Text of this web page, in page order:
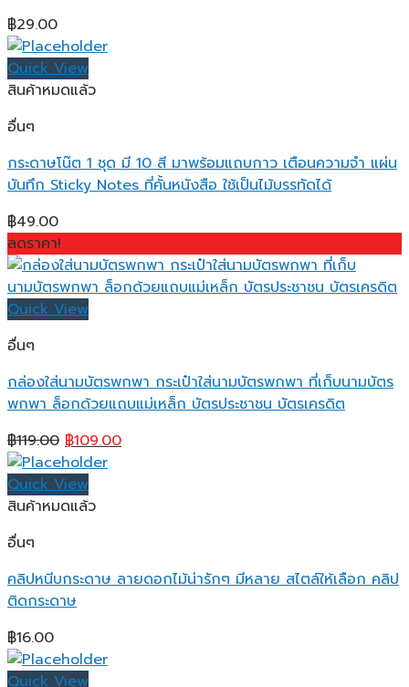
฿29.00
Quick View
สินค้าหมดแล้ว
อื่นๆ
กระดาษโน๊ต 1 ชุด มี 10 สี มาพร้อมแถบกาว เตือนความจํา แผ่น
บันทึก Sticky Notes ที่คั้นหนังสือ ใช้เป็นไม้บรรทัดได้
฿49.00
ลดราคา!
Quick View
อื่นๆ
กล่องใส่นามบัตรพกพา กระเป๋าใส่นามบัตรพกพา ที่เก็บนามบัตร
พกพา ล็อกด้วยแถบแม่เหล็ก บัตรประชาชน บัตรเครดิต
฿119.00 Original
price
was:
฿119.00.
฿109.00Current
Quick View
สินค้าหมดแล้ว
อื่นๆ
คลิปหนีบกระดาษ ลายดอกไม้น่ารักๆ มีหลาย สไตล์ให้เลือก คลิป
ติดกระดาษ
฿16.00
Quick View